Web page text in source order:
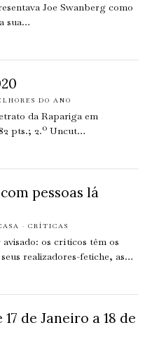
Joe Swanberg como
sua…
DO ANO
da Rapariga em
pts.; 2.º Uncut…
pessoas lá
· CRÍTICAS
os críticos têm os
realizadores-fetiche, as…
de Janeiro a 18 de